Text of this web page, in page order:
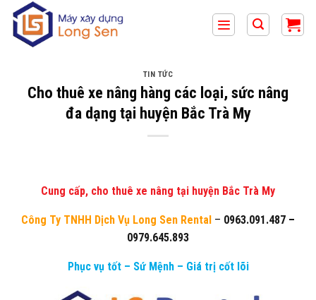
qua
TIN TỨC
Cho thuê xe nâng hàng các loại, sức nâng
đa dạng tại huyện Bắc Trà My
Cung cấp, cho thuê xe nâng tại huyện Bắc Trà My
Công Ty TNHH Dịch Vụ Long Sen Rental – 0963.091.487 –
0979.645.893
Phục vụ tốt – Sứ Mệnh – Giá trị cốt lõi